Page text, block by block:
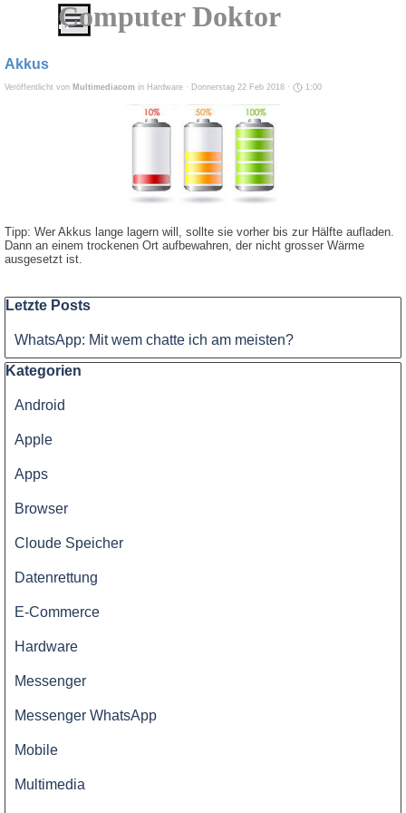
Direkt zum Seiteninhalt
Menü überspringen
IT
Hand
zu
Preisen
Service
Computer Doktor
Akkus
Veröffentlicht von Multimediacom in Hardware · Donnerstag 22 Feb 2018 · 1:00
Tipp: Wer Akkus lange lagern will, sollte sie vorher bis zur Hälfte aufladen.
Dann an einem trockenen Ort aufbewahren, der nicht grosser Wärme
ausgesetzt ist.
Block überspringen Letzte Posts
Letzte Posts
WhatsApp: Mit wem chatte ich am meisten?
Block überspringen Kategorien
Kategorien
Android
Apple
Apps
Browser
Cloude Speicher
Datenrettung
E-Commerce
Hardware
Messenger
Messenger WhatsApp
Mobile
Multimedia